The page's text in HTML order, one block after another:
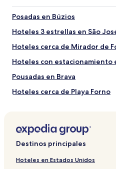
Posadas en Búzios
Hoteles 3 estrellas en São
Hoteles cerca de Mirador de
Hoteles con estacionamiento
Pousadas en Brava
Hoteles cerca de Playa Forno
Hoteles en Pueblo de Ferradura
Destinos principales
Hoteles en Estados Unidos